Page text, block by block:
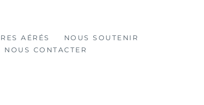
AÉRÉS
NOUS SOUTENIR
NOUS CONTACTER